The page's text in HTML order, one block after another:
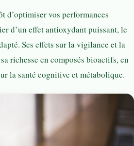
d’optimiser vos performances
d’un effet antioxydant puissant, le
Ses effets sur la vigilance et la
richesse en composés bioactifs, en
la santé cognitive et métabolique.